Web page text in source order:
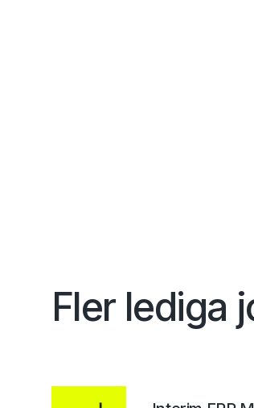
Fler lediga